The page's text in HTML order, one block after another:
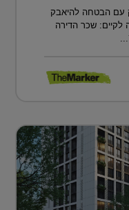
עם הבטחה להיאבק
לקיים: שכר הדירה